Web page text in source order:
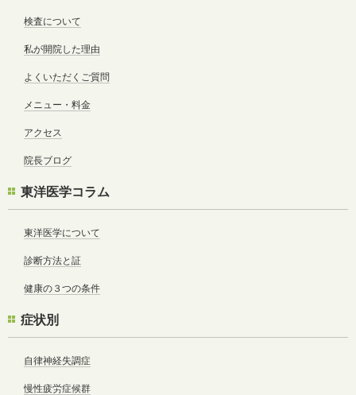
検査について
私が開院した理由
よくいただくご質問
メニュー・料金
アクセス
院長ブログ
東洋医学コラム
東洋医学について
診断方法と証
健康の３つの条件
症状別
自律神経失調症
慢性疲労症候群